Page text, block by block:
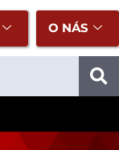
O NÁS